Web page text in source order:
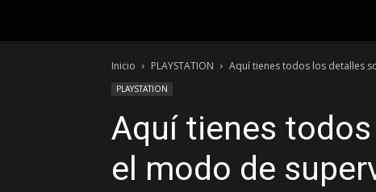
Inicio PLAYSTATION Aquí tienes todos los detalles
PLAYSTATION
Aquí tienes
el modo de